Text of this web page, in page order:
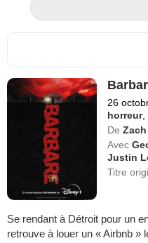
26
horreur,
De
Avec
Justin
Titre
Se rendant à Détroit pour un
retrouve à louer un « Airbnb »